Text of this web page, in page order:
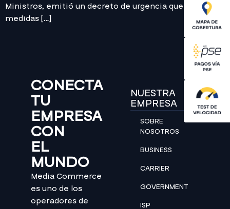
Ministros, emitió un decreto de urgencia que dicta
medidas […]
CONECTA
TU
EMPRESA
CON
EL
MUNDO
Media Commerce
es uno de los
operadores de
NUESTRA
EMPRESA
SOBRE
NOSOTROS
BUSINESS
CARRIER
GOVERNMENT
ISP